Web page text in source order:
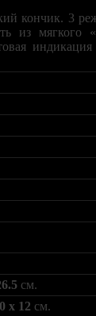
кончик. 3
из
см.
x 12 см.